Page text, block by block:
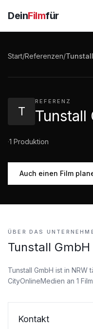
DeinFilmfür
Start/Referenzen/
T
REFERENZ
Tunstall
·1 Produktion
Auch einen Film
Tunstall GmbH
ÜBER DAS
Tunstall GmbH
Tunstall GmbH ist in NRW
CityOnlineMedien an 1
Kontakt